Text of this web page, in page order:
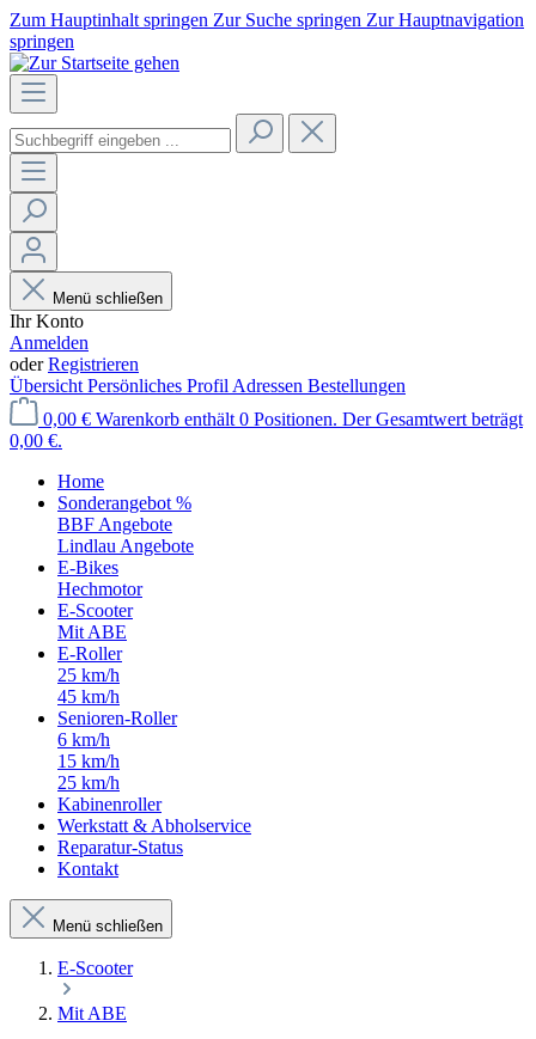
Zum Hauptinhalt springen Zur Suche springen Zur Hauptnavigation
springen
Menü schließen
Ihr Konto
Anmelden
oderRegistrieren
Übersicht Persönliches Profil Adressen Bestellungen
0,00 € Warenkorb enthält 0 Positionen. Der Gesamtwert beträgt
0,00 €.
Home
Sonderangebot %
BBF Angebote
Lindlau Angebote
E-Bikes
Hechmotor
E-Scooter
Mit ABE
E-Roller
25 km/h
45 km/h
Senioren-Roller
6 km/h
15 km/h
25 km/h
Kabinenroller
Werkstatt & Abholservice
Reparatur-Status
Kontakt
Menü schließen
E-Scooter
Mit ABE